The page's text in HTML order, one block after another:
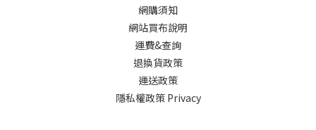
網購須知
網站買布說明
運費&查詢
退換貨政策
運送政策
隱私權政策 Privacy